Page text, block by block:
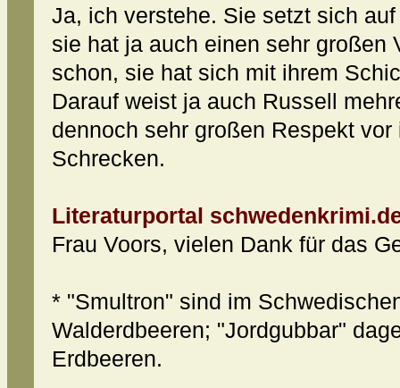
Ja, ich verstehe. Sie setzt sich
sie hat ja auch einen sehr großen
schon, sie hat sich mit ihrem
Darauf weist ja auch Russell
dennoch sehr großen Respekt
Schrecken.
Literaturportal
Frau Voors, vielen Dank für das
* "Smultron" sind im
Walderdbeeren; "Jordgubbar"
Erdbeeren.